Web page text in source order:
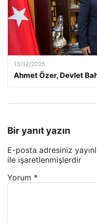
13/12/2025
Ahmet Özer, Devlet
Bir yanıt yazın
E-posta adresiniz
ile işaretlenmişlerdir
Yorum *